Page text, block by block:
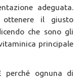
adeguata.
il giusto
che sono gli
principale
perché ognuna di